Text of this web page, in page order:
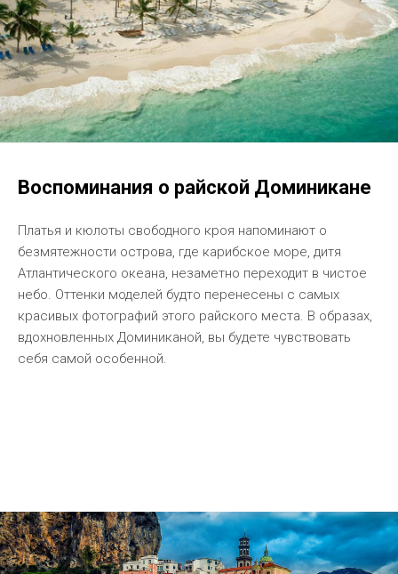
Воспоминания о райской Доминикане
Платья и кюлоты свободного кроя напоминают о
безмятежности острова, где карибское море, дитя
Атлантического океана, незаметно переходит в чистое
небо. Оттенки моделей будто перенесены с самых
красивых фотографий этого райского места. В образах,
вдохновленных Доминиканой, вы будете чувствовать
себя самой особенной.